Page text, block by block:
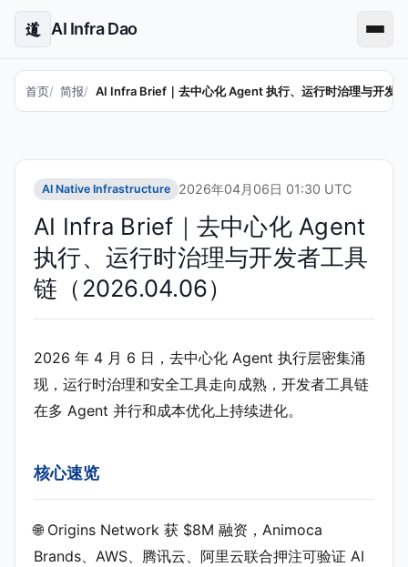
道 AI Infra Dao
首页 简报 AI Infra Brief｜去中心化 Agent 执行、运行时治理与开发
AI Native Infrastructure 2026年04月06日 01:30 UTC
AI Infra Brief｜去中心化 Agent
执行、运行时治理与开发者工具
链（2026.04.06）
2026 年 4 月 6 日，去中心化 Agent 执行层密集涌
现，运行时治理和安全工具走向成熟，开发者工具链
在多 Agent 并行和成本优化上持续进化。
核心速览
🌐 Origins Network 获 $8M 融资，Animoca
Brands、AWS、腾讯云、阿里云联合押注可验证 AI